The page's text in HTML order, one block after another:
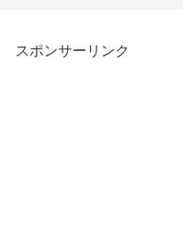
スポンサーリンク